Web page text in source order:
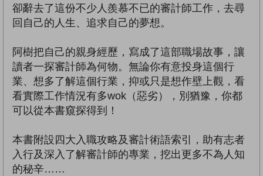
卻辭去了這份不少人羨慕不已的審計師工作，去尋
回自己的人生、追求自己的夢想。
阿樹把自己的親身經歷，寫成了這部職場故事，讓
讀者一探審計師為何物。無論你有意投身這個行
業、想多了解這個行業，抑或只是想作壁上觀，看
看實際工作情況有多wok（惡劣），別猶豫，你都
可以從本書窺探得到！
本書附設四大入職攻略及審計術語索引，助有志者
入行及深入了解審計師的專業，挖出更多不為人知
的秘辛……